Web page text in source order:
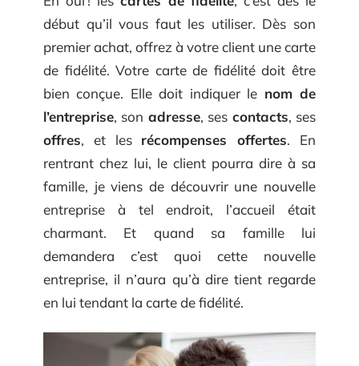
début qu’il vous faut les utiliser. Dès son
premier achat, offrez à votre client une carte
de fidélité. Votre carte de fidélité doit être
bien conçue. Elle doit indiquer le nom de
l’entreprise, son adresse, ses contacts, ses
offres, et les récompenses offertes. En
rentrant chez lui, le client pourra dire à sa
famille, je viens de découvrir une nouvelle
entreprise à tel endroit, l’accueil était
charmant. Et quand sa famille lui
demandera c’est quoi cette nouvelle
entreprise, il n’aura qu’à dire tient regarde
en lui tendant la carte de fidélité.